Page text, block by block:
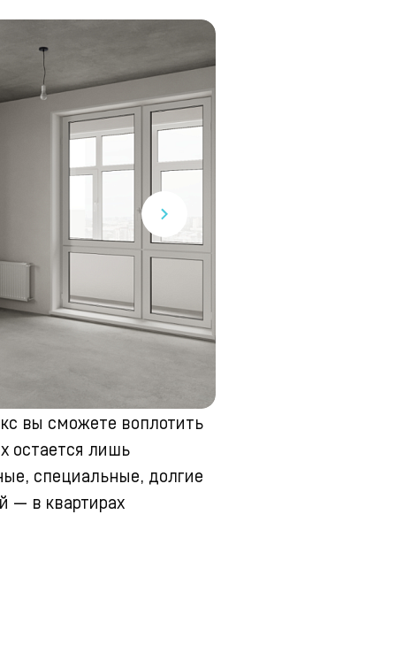
вы сможете воплотить
остается лишь
специальные, долгие
— в квартирах